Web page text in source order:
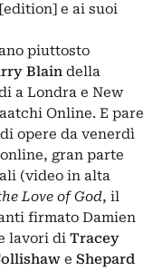
e ai suoi
piuttosto
Blain della
a Londra e New
Online. E pare
opere da venerdì
gran parte
(video in alta
Love of God, il
firmato Damien
lavori di Tracey
e Shepard